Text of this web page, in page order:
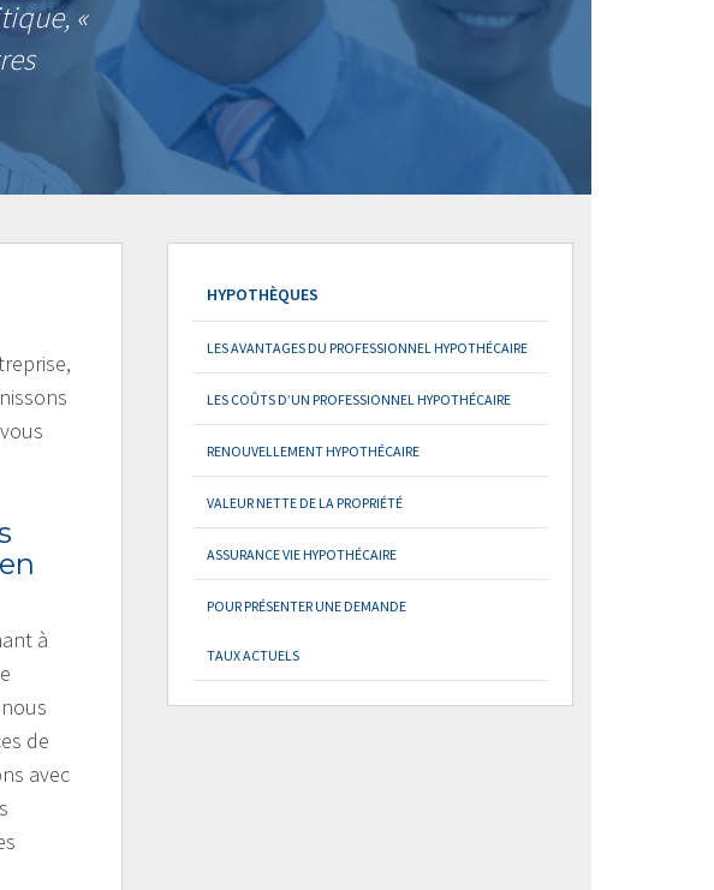
«
à
de
avec
HYPOTHÈQUES
LES AVANTAGES DU PROFESSIONNEL HYPOTHÉCAIRE
LES COÛTS D’UN PROFESSIONNEL HYPOTHÉCAIRE
RENOUVELLEMENT HYPOTHÉCAIRE
VALEUR NETTE DE LA PROPRIÉTÉ
ASSURANCE VIE HYPOTHÉCAIRE
POUR PRÉSENTER UNE DEMANDE
TAUX ACTUELS